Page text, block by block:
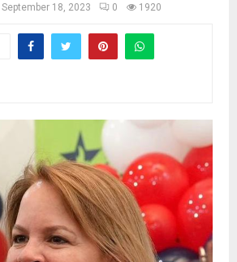
September 18, 2023 0 1920